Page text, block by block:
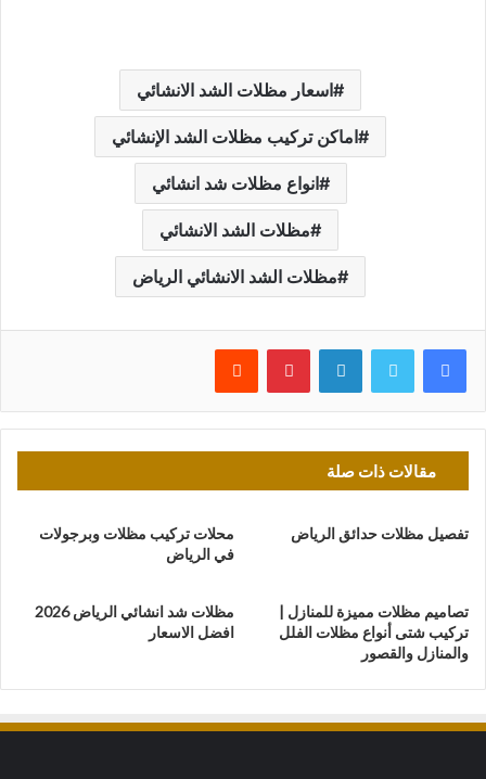
اسعار مظلات الشد الانشائي
اماكن تركيب مظلات الشد الإنشائي
انواع مظلات شد انشائي
مظلات الشد الانشائي
مظلات الشد الانشائي الرياض
فيسبوك تويتر لينكدإن بينتيريست
مقالات ذات صلة
محلات تركيب مظلات وبرجولات
في الرياض
تفصيل مظلات حدائق الرياض
مظلات شد انشائي الرياض 2026
افضل الاسعار
تصاميم مظلات مميزة للمنازل |
تركيب شتى أنواع مظلات الفلل
والمنازل والقصور